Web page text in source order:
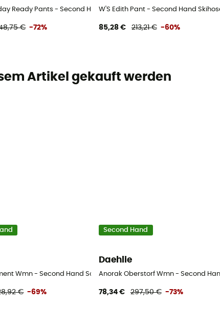
Kind - Mehrfarbig - M
Ready Pants - Second Hand Skihose - Kind - Mehrfarbig - M
€ -72%
W'S Edith Pant - Second Hand
85,28 € 213,21 € -60%
Artikel gekauft werden
- Damen - Weiß - M
Wmn - Second Hand Softshelljacke - Damen - Beige - M
€ -69%
Second Hand
Daehlie
Anorak Oberstorf Wmn - Second
78,34 € 297,50 € -73%